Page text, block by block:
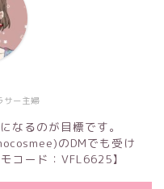
サー主婦
なるのが目標です。
のDMでも受け
コード：VFL6625】